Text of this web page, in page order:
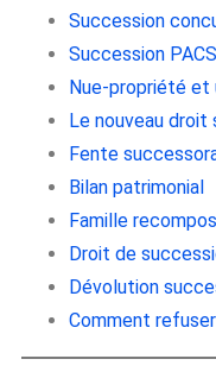
Succession
Succession PACS
Nue-propriété et
Le nouveau droit
Fente
Bilan patrimonial
Famille
Droit de
Dévolution
Comment